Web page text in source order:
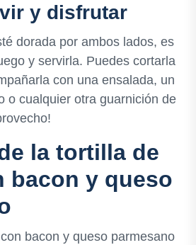
y disfrutar
dorada por ambos lados, es
y servirla. Puedes cortarla
con una ensalada, un
o cualquier otra guarnición de
la tortilla de
bacon y queso
bacon y queso parmesano